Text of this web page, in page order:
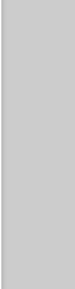
接触式物位计
精巧型传感器
P 1010 C···